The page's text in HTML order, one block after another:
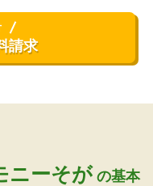
請求
ニーそが の基本